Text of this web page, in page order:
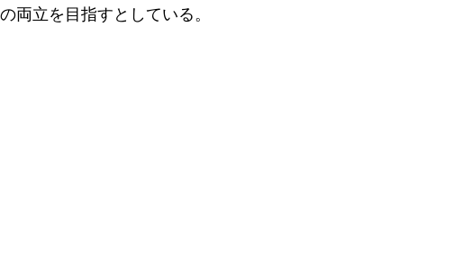
両立を目指すとしている。